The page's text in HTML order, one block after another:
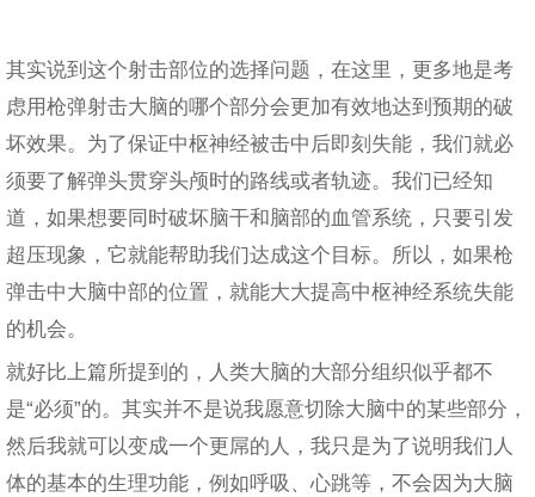
其实说到这个射击部位的选择问题，在这里，更多地是考
虑用枪弹射击大脑的哪个部分会更加有效地达到预期的破
坏效果。为了保证中枢神经被击中后即刻失能，我们就必
须要了解弹头贯穿头颅时的路线或者轨迹。我们已经知
道，如果想要同时破坏脑干和脑部的血管系统，只要引发
超压现象，它就能帮助我们达成这个目标。所以，如果枪
弹击中大脑中部的位置，就能大大提高中枢神经系统失能
的机会。
就好比上篇所提到的，人类大脑的大部分组织似乎都不
是“必须”的。其实并不是说我愿意切除大脑中的某些部分，
然后我就可以变成一个更屌的人，我只是为了说明我们人
体的基本的生理功能，例如呼吸、心跳等，不会因为大脑